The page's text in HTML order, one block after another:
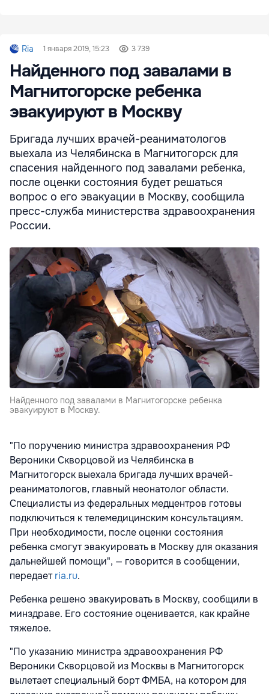
Ria 1 января 2019, 15:23 3 739
Найденного под завалами в
Магнитогорске ребенка
эвакуируют в Москву
Бригада лучших врачей-реаниматологов
выехала из Челябинска в Магнитогорск для
спасения найденного под завалами ребенка,
после оценки состояния будет решаться
вопрос о его эвакуации в Москву, сообщила
пресс-служба министерства здравоохранения
России.
Найденного под завалами в Магнитогорске ребенка
эвакуируют в Москву.
"По поручению министра здравоохранения РФ
Вероники Скворцовой из Челябинска в
Магнитогорск выехала бригада лучших врачей-
реаниматологов, главный неонатолог области.
Специалисты из федеральных медцентров готовы
подключиться к телемедицинским консультациям.
При необходимости, после оценки состояния
ребенка смогут эвакуировать в Москву для оказания
дальнейшей помощи", — говорится в сообщении,
передаетria.ru.
Ребенка решено эвакуировать в Москву, сообщили в
минздраве. Его состояние оценивается, как крайне
тяжелое.
"По указанию министра здравоохранения РФ
Вероники Скворцовой из Москвы в Магнитогорск
вылетает специальный борт ФМБА, на котором для